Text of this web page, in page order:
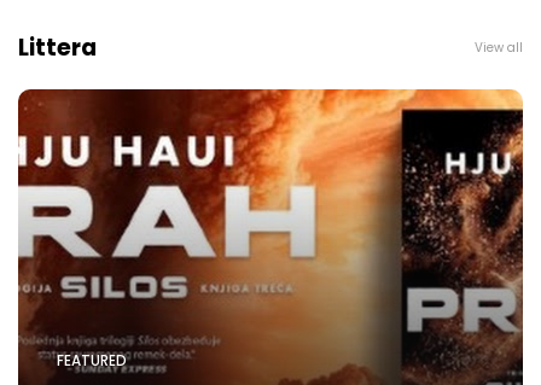
Littera View all
FEATURED